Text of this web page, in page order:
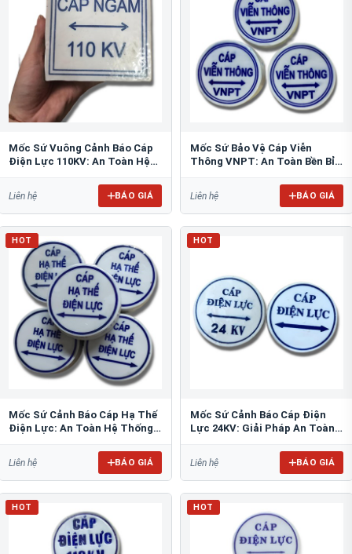
Mốc Sứ Vuông Cảnh Báo Cáp
Điện Lực 110KV: An Toàn Hệ
Liên hệ BÁO GIÁ
Mốc Sứ Bảo Vệ Cáp Viễn
Thông VNPT: An Toàn Bền Bỉ
Liên hệ BÁO GIÁ
HOT
Mốc Sứ Cảnh Báo Cáp Hạ Thế
Điện Lực: An Toàn Hệ Thống
Liên hệ BÁO GIÁ
HOT
Mốc Sứ Cảnh Báo Cáp Điện
Lực 24KV: Giải Pháp An Toàn
Liên hệ BÁO GIÁ
HOT HOT